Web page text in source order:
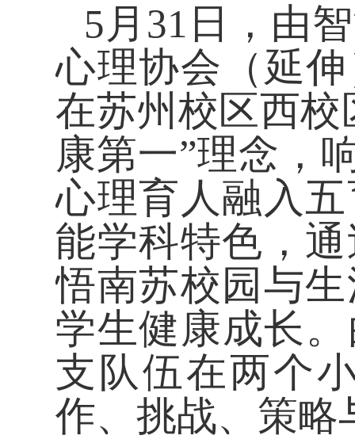
5月31日，由
心理协会（延
在苏州校区西
康第一”理念，
心理育人融入
能学科特色，
悟南苏校园与
学生健康成长
支队伍在两个
作、挑战、策略